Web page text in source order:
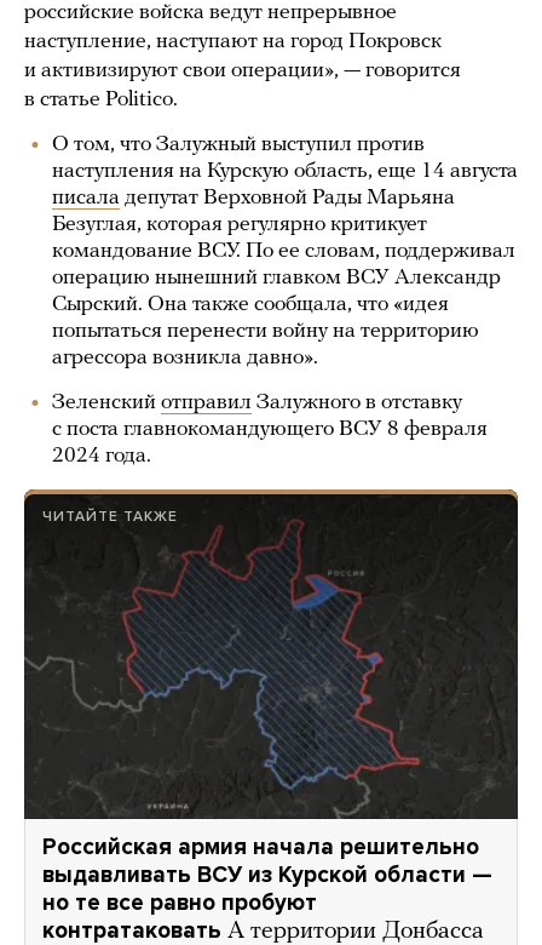
российские войска ведут непрерывное
наступление, наступают на город Покровск
и активизируют свои операции», — говорится
в статье Politico.
О том, что Залужный выступил против
наступления на Курскую область, еще 14 августа
писала депутат Верховной Рады Марьяна
Безуглая, которая регулярно критикует
командование ВСУ. По ее словам, поддерживал
операцию нынешний главком ВСУ Александр
Сырский. Она также сообщала, что «идея
попытаться перенести войну на территорию
агрессора возникла давно».
Зеленский отправил Залужного в отставку
с поста главнокомандующего ВСУ 8 февраля
2024 года.
ЧИТАЙТЕ ТАКЖЕ
Российская армия начала решительно
выдавливать ВСУ из Курской области —
но те все равно пробуют
контратаковать А территории Донбасса